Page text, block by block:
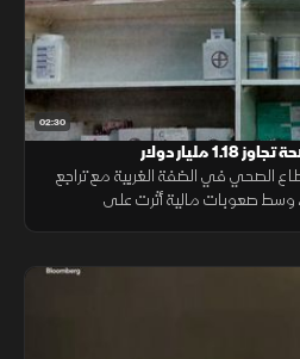
02:30
دولار
الصحي في الضفة الغربية مع تراجع
وسط صعوبات مالية أثرت على